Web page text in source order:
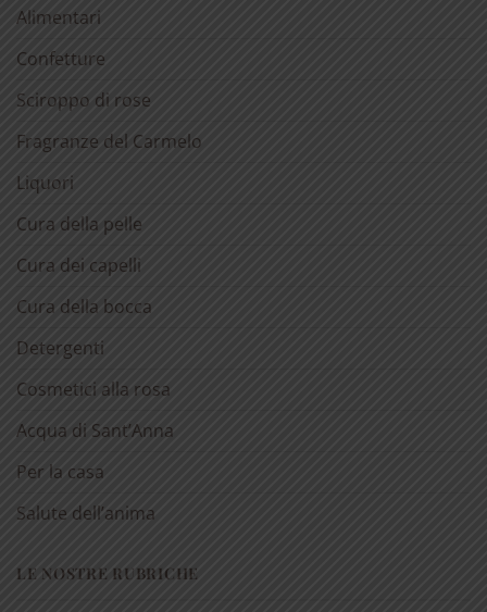
Alimentari
Confetture
Sciroppo di rose
Fragranze del Carmelo
Liquori
Cura della pelle
Cura dei capelli
Cura della bocca
Detergenti
Cosmetici alla rosa
Acqua di Sant’Anna
Per la casa
Salute dell’anima
LE NOSTRE RUBRICHE